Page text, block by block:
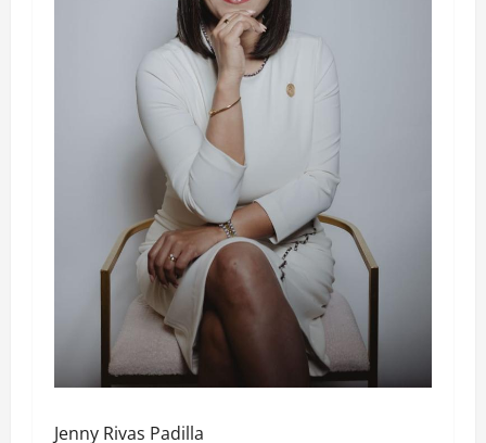
Jenny Rivas Padilla